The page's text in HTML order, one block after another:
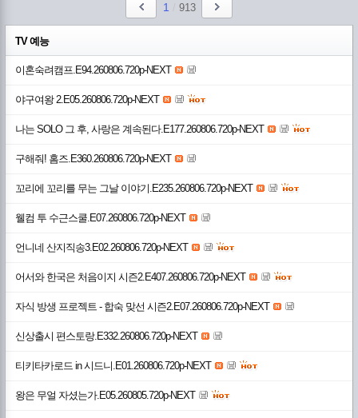
1 913
TV 예능
이혼숙려캠프.E94.260806.720p-NEXT
야구여왕 2.E05.260806.720p-NEXT
나는 SOLO 그 후, 사랑은 계속된다.E177.260806.720p-NEXT
구해줘! 홈즈.E360.260806.720p-NEXT
꼬리에 꼬리를 무는 그날 이야기.E235.260806.720p-NEXT
웰컴 투 수근스쿨.E07.260806.720p-NEXT
언니네 산지직송3.E02.260806.720p-NEXT
어서와 한국은 처음이지 시즌2.E407.260806.720p-NEXT
자식 방생 프로젝트 - 합숙 맞선 시즌2.E07.260806.720p-NEXT
신상출시 편스토랑.E332.260806.720p-NEXT
티키타카로드 in 시드니.E01.260806.720p-NEXT
왕은 무얼 자셨는가.E05.260805.720p-NEXT